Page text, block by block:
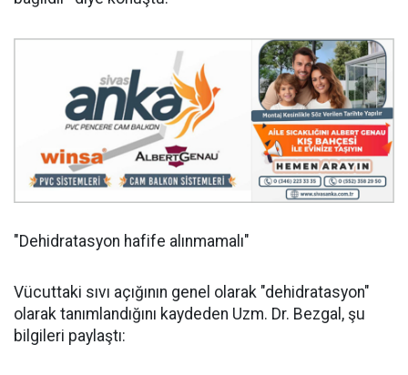
"Dehidratasyon hafife alınmamalı"
Vücuttaki sıvı açığının genel olarak "dehidratasyon"
olarak tanımlandığını kaydeden Uzm. Dr. Bezgal, şu
bilgileri paylaştı: